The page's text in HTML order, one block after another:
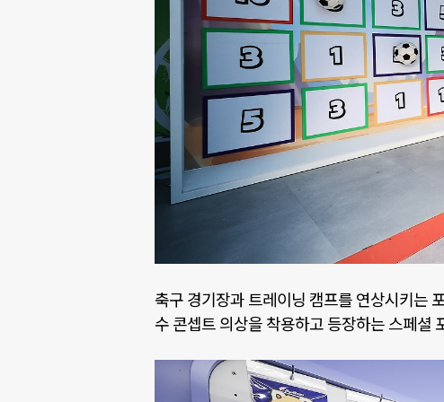
축구 경기장과 트레이닝 캠프를 연상시키는
수 콘셉트 의상을 착용하고 등장하는 스페셜